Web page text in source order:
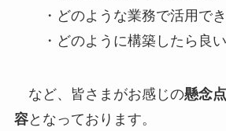
・どのような業務で活用でき
・どのように構築したら良い
など、皆さまがお感じの懸念
容となっております。